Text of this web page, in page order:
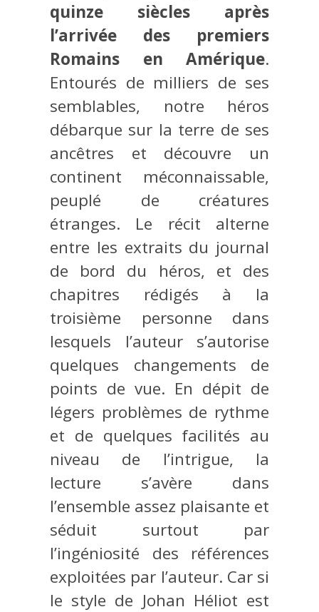
quinze siècles après
l’arrivée des premiers
Romains en Amérique.
Entourés de milliers de ses
semblables, notre héros
débarque sur la terre de ses
ancêtres et découvre un
continent méconnaissable,
peuplé de créatures
étranges. Le récit alterne
entre les extraits du journal
de bord du héros, et des
chapitres rédigés à la
troisième personne dans
lesquels l’auteur s’autorise
quelques changements de
points de vue. En dépit de
légers problèmes de rythme
et de quelques facilités au
niveau de l’intrigue, la
lecture s’avère dans
l’ensemble assez plaisante et
séduit surtout par
l’ingéniosité des références
exploitées par l’auteur. Car si
le style de Johan Héliot est